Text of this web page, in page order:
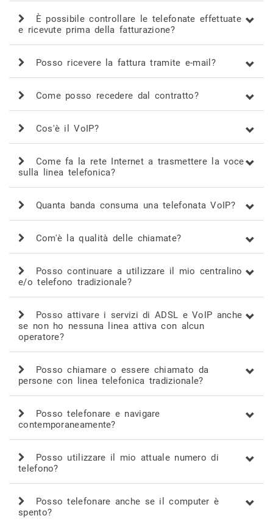
È possibile controllare le telefonate effettuate
e ricevute prima della fatturazione?
Posso ricevere la fattura tramite e-mail?
Come posso recedere dal contratto?
Cos'è il VoIP?
Come fa la rete Internet a trasmettere la voce
sulla linea telefonica?
Quanta banda consuma una telefonata VoIP?
Com'è la qualità delle chiamate?
Posso continuare a utilizzare il mio centralino
e/o telefono tradizionale?
Posso attivare i servizi di ADSL e VoIP anche
se non ho nessuna linea attiva con alcun
operatore?
Posso chiamare o essere chiamato da
persone con linea telefonica tradizionale?
Posso telefonare e navigare
contemporaneamente?
Posso utilizzare il mio attuale numero di
telefono?
Posso telefonare anche se il computer è
spento?